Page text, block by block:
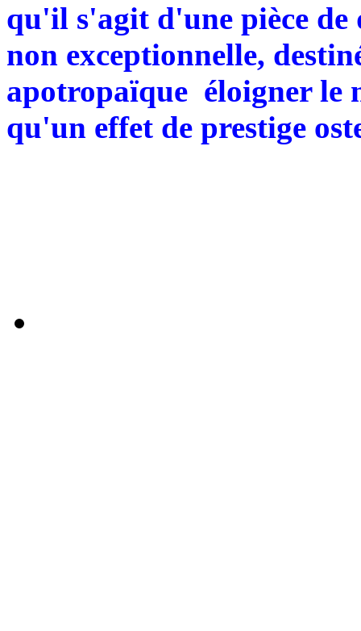
qu'il s'agit d'une pièce de
non exceptionnelle,
apotropaïque éloigner
qu'un effet de prestige